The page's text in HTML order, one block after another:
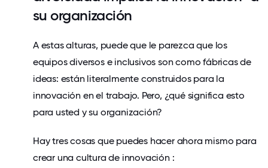
su organización
A estas alturas, puede que le parezca que los
equipos diversos e inclusivos son como fábricas de
ideas: están literalmente construidos para la
innovación en el trabajo. Pero, ¿qué significa esto
para usted y su organización?
Hay tres cosas que puedes hacer ahora mismo para
crear una cultura de innovación: